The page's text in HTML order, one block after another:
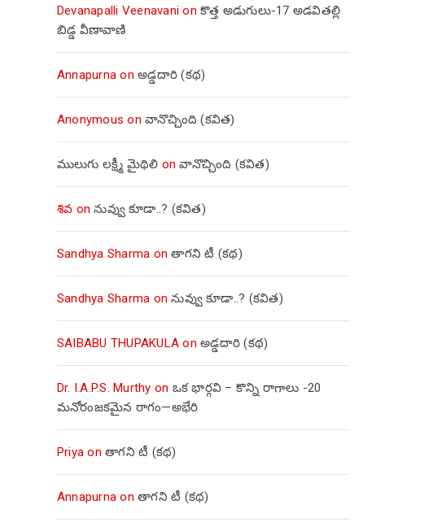
Devanapalli Veenavani onకొత్త అడుగులు-17 అడవితల్లి
బిడ్డ వీణావాణి
Annapurna onఅడ్డదారి (కథ)
Anonymous onవానొచ్చింది (కవిత)
ములుగు లక్ష్మీ మైథిలి onవానొచ్చింది (కవిత)
శివ onనువ్వు కూడా..? (కవిత)
Sandhya Sharma onతాగని టీ (కథ)
Sandhya Sharma onనువ్వు కూడా..? (కవిత)
SAIBABU THUPAKULA onఅడ్డదారి (కథ)
Dr. I.A.P.S. Murthy on ఒక భార్గవి – కొన్ని రాగాలు -20
మనోరంజకమైన రాగం—అభేరి
Priya onతాగని టీ (కథ)
Annapurna onతాగని టీ (కథ)